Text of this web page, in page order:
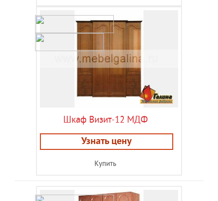
Шкаф Визит-12 МДФ
Узнать цену
Купить